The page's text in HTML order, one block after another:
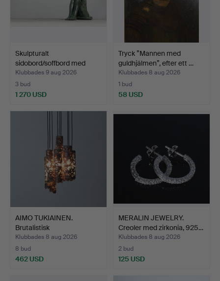
Skulpturalt
sidobord/soffbord med
kvinnlig…
Klubbades 9 aug 2026
3 bud
1 270 USD
Tryck ”Mannen med
guldhjälmen”, efter ett …
Klubbades 8 aug 2026
1 bud
58 USD
AIMO TUKIAINEN.
Brutalistisk
kaskadtaklamp…
Klubbades 8 aug 2026
8 bud
462 USD
MERALIN JEWELRY.
Creoler med zirkonia, 925…
Klubbades 8 aug 2026
2 bud
125 USD